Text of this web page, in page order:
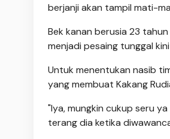
berjanji akan tampil mati-
Bek kanan berusia 23
menjadi pesaing tunggal
Untuk menentukan nasib
yang membuat Kakang
"Iya, mungkin cukup seru
terang dia ketika